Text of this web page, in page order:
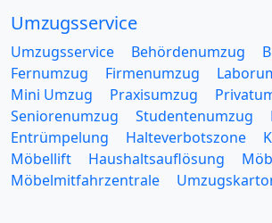
Umzugsservice
Umzugsservice Behördenumzug
Fernumzug
Firmenumzug
Mini Umzug
Praxisumzug
Seniorenumzug
Studentenumzug
Entrümpelung
Halteverbotszone
Möbellift
Haushaltsauflösung
Möbelmitfahrzentrale